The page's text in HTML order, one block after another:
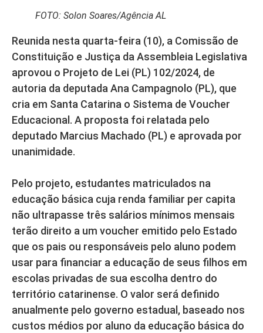
FOTO: Solon Soares/Agência AL
Reunida nesta quarta-feira (10), a Comissão de
Constituição e Justiça da Assembleia Legislativa
aprovou o Projeto de Lei (PL) 102/2024, de
autoria da deputada Ana Campagnolo (PL), que
cria em Santa Catarina o Sistema de Voucher
Educacional. A proposta foi relatada pelo
deputado Marcius Machado (PL) e aprovada por
unanimidade.
Pelo projeto, estudantes matriculados na
educação básica cuja renda familiar per capita
não ultrapasse três salários mínimos mensais
terão direito a um voucher emitido pelo Estado
que os pais ou responsáveis pelo aluno podem
usar para financiar a educação de seus filhos em
escolas privadas de sua escolha dentro do
território catarinense. O valor será definido
anualmente pelo governo estadual, baseado nos
custos médios por aluno da educação básica do